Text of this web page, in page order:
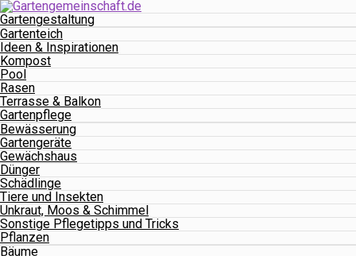
Gartengestaltung
Gartenteich
Ideen & Inspirationen
Kompost
Pool
Rasen
Terrasse & Balkon
Gartenpflege
Bewässerung
Gartengeräte
Gewächshaus
Dünger
Schädlinge
Tiere und Insekten
Unkraut, Moos & Schimmel
Sonstige Pflegetipps und Tricks
Pflanzen
Bäume